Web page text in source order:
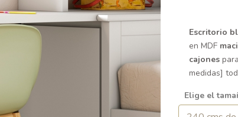
Escritorio
en MDF
cajones
medidas]
Elige el